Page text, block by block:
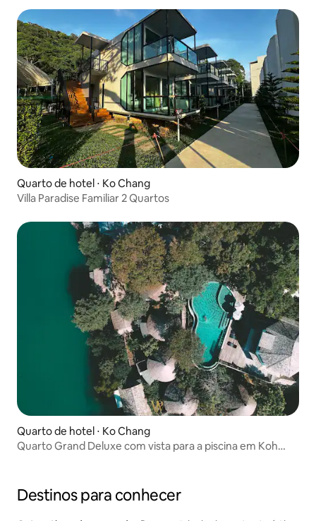
Quarto de hotel ⋅ Ko Chang
Villa Paradise Familiar 2 Quartos
Quarto de hotel ⋅ Ko Chang
Quarto Grand Deluxe com vista para a piscina em Koh
Destinos para conhecer